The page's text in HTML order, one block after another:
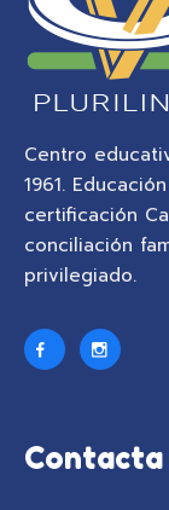
Centro
1961.
certificación
conciliación
privilegiado.